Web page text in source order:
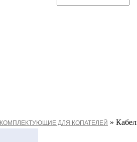
КОМПЛЕКТУЮЩИЕ ДЛЯ КОПАТЕЛЕЙ »